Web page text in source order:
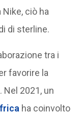
ciò ha
di sterline.
tra i
favorire la
2021, un
ha coinvolto